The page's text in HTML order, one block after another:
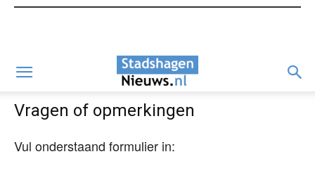
Vragen of opmerkingen
Vul onderstaand formulier in: